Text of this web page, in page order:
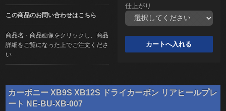
この商品のお問い合わせはこちら
商品名・商品画像をクリックし、商品
詳細をご覧になった上でご注文くださ
い
仕上がり
カーボニー XB9S XB12S ドライカーボン リアヒールプレ
ート NE-BU-XB-007